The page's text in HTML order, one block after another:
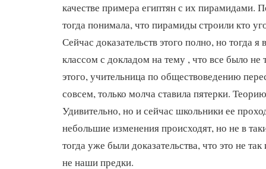
качестве примера египтян с их пирамидами.
тогда понимала, что пирамиды строили кто
Сейчас доказательств этого полно, но тогда я
классом с докладом на тему , что все было не
этого, учительница по обществоведению
совсем, только молча ставила пятерки.
Удивительно, но и сейчас школьники ее
небольшие изменения происходят, но не в
тогда уже были доказательства, что это не
не наши предки.